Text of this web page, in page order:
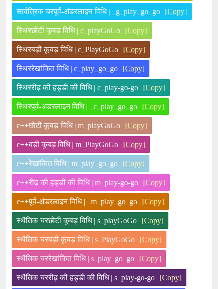
सार्वत्रिक चरपूर्व-अंडरलाइन विधि | _g_play_go_go [Copy]
स्थिरछोटी कूबड़ विधि | c_playGoGo [Copy]
स्थिरबड़ी कूबड़ विधि | c_PlayGoGo [Copy]
स्थिररेखांकित विधि | c_play_go_go [Copy]
स्थिररीढ़ की हड्डी की विधि | c_play-go-go [Copy]
स्थिरपूर्व-अंडरलाइन विधि | _c_play_go_go [Copy]
c++छोटी कूबड़ विधि | m_playGoGo [Copy]
c++बड़ी कूबड़ विधि | m_PlayGoGo [Copy]
c++रेखांकित विधि | m_play_go_go [Copy]
c++रीढ़ की हड्डी की विधि | m_play-go-go [Copy]
c++पूर्व-अंडरलाइन विधि | _m_play_go_go [Copy]
स्थैतिक चरछोटी कूबड़ विधि | s_playGoGo [Copy]
स्थैतिक चरबड़ी कूबड़ विधि | s_PlayGoGo [Copy]
स्थैतिक चररेखांकित विधि | s_play_go_go [Copy]
स्थैतिक चररीढ़ की हड्डी की विधि | s_play-go-go [Copy]